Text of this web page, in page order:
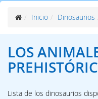
Inicio Dinosaurios
LOS
Lista de los dinosaurios